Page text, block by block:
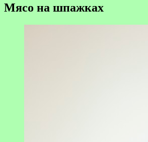
Мясо на шпажках